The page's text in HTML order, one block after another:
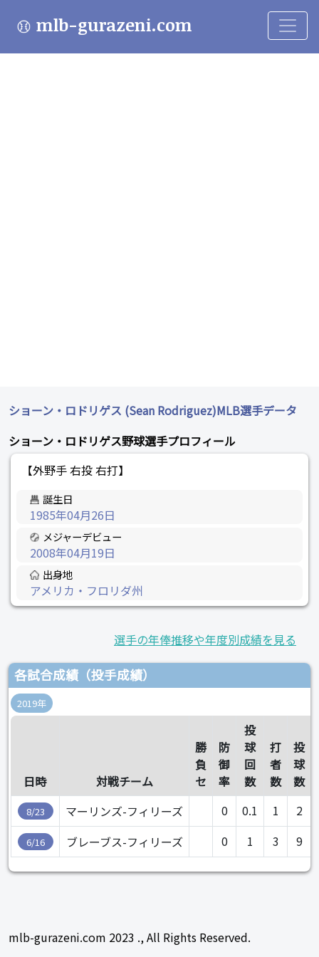
mlb-gurazeni.com
ショーン・ロドリゲス (Sean Rodriguez)MLB選手データ
ショーン・ロドリゲス野球選手プロフィール
【外野手 右投 右打】
誕生日
1985年04月26日
メジャーデビュー
2008年04月19日
出身地
アメリカ・フロリダ州
選手の年俸推移や年度別成績を見る
各試合成績（投手成績）
2019年
日時 対戦チーム
勝
負
セ
防
御
率
投
球
回
数
打
者
数
投
球
数
8/23 マーリンズ-フィリーズ 0 0.1 1 2
6/16 ブレーブス-フィリーズ 0 1 3 9
mlb-gurazeni.com 2023 ., All Rights Reserved.